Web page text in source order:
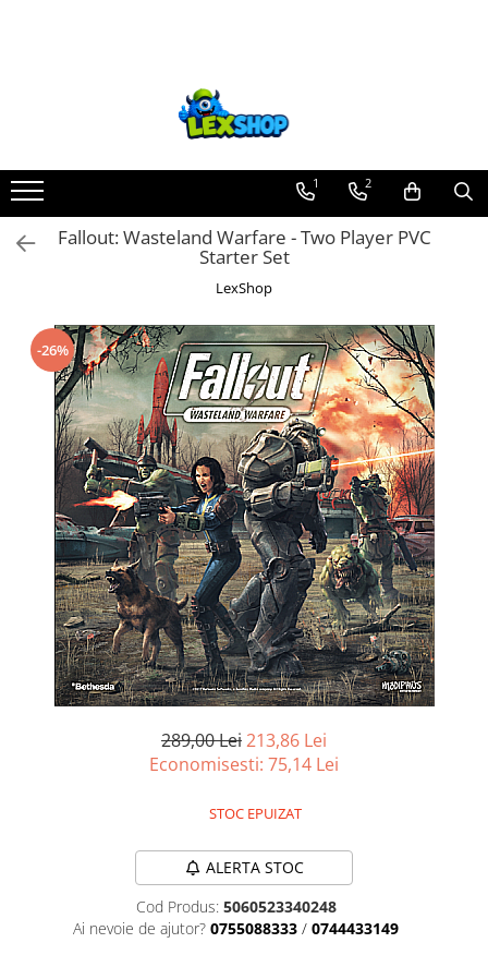
Board Games
Extensii boardgames
Card Games (jocuri cu carti)
Party Games (jocuri de petrecere)
Jocuri pentru copii
Smart Games
Puzzle-uri logice
Jocuri cu miniaturi
Battletech
Final Girl - solo game
Miniaturi Arkham Horror
Miniaturi HEROCLIX
Accesorii pentru boardgames
Protectii carti (Sleeves)
Deck Boxes/Cutii pentru carti
Portofolii/ Clasoare pentru carti
Carti de joc
1 2
Fallout: Wasteland Warfare - Two Player PVC
Starter Set
LexShop
-26%
289,00 Lei213,86 Lei
Economisesti: 75,14 Lei
STOC EPUIZAT
ALERTA STOC
Cod Produs: 5060523340248
Ai nevoie de ajutor? 0755088333 / 0744433149